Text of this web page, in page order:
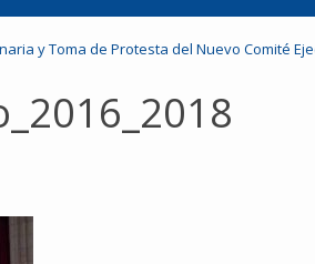
y Toma de Protesta del Nuevo Comité